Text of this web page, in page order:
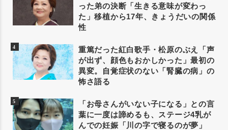
った弟の決断「生きる意味が変わっ
た」移植から17年、きょうだいの関係
性
重篤だった紅白歌手・松原のぶえ「声
が出ず、顔色もおかしかった」最初の
異変。自覚症状のない「腎臓の病」の
怖さ語る
「お母さんがいない子になる」との言
葉に一度は諦めるも、ステージ4乳が
んでの妊娠「川の字で寝るのが夢」